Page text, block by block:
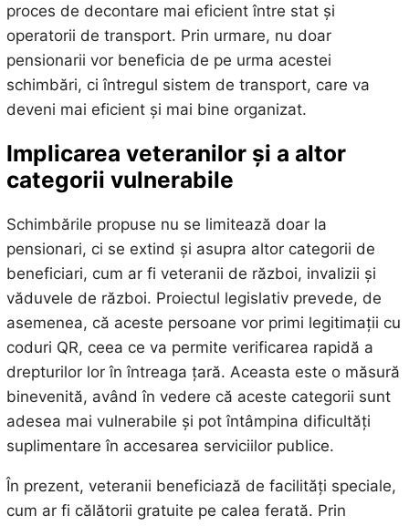
proces de decontare mai eficient între stat și
operatorii de transport. Prin urmare, nu doar
pensionarii vor beneficia de pe urma acestei
schimbări, ci întregul sistem de transport, care va
deveni mai eficient și mai bine organizat.
Implicarea veteranilor și a altor
categorii vulnerabile
Schimbările propuse nu se limitează doar la
pensionari, ci se extind și asupra altor categorii de
beneficiari, cum ar fi veteranii de război, invalizii și
văduvele de război. Proiectul legislativ prevede, de
asemenea, că aceste persoane vor primi legitimații cu
coduri QR, ceea ce va permite verificarea rapidă a
drepturilor lor în întreaga țară. Aceasta este o măsură
binevenită, având în vedere că aceste categorii sunt
adesea mai vulnerabile și pot întâmpina dificultăți
suplimentare în accesarea serviciilor publice.
În prezent, veteranii beneficiază de facilități speciale,
cum ar fi călătorii gratuite pe calea ferată. Prin